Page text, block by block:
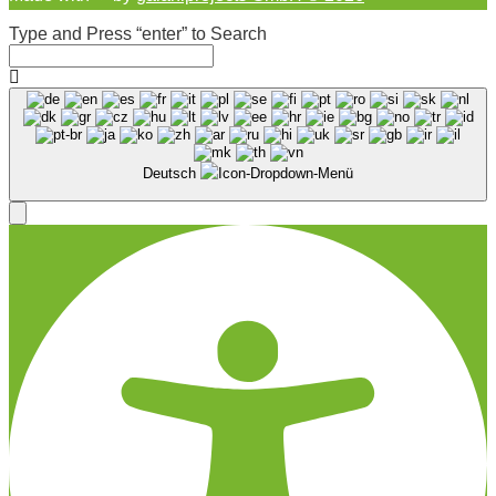
Type and Press “enter” to Search
Deutsch